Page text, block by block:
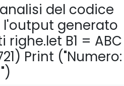
del codice
l'output generato
B1 = ABC
Print